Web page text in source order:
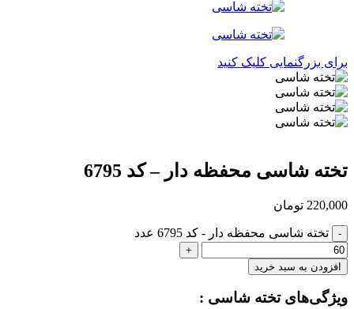
برای بزرگنمایی کلیک کنید
تخته شاسی محفظه دار – کد 6795
220,000 تومان
تخته شاسی محفظه دار - کد 6795 عدد
افزودن به سبد خرید
ویژگی‌های تخته شاسی :